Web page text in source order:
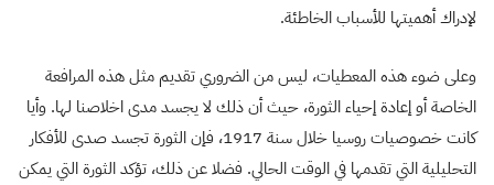
لإدراك أهميتها للأسباب الخاطئة.
وعلى ضوء هذه المعطيات، ليس من الضروري تقديم مثل هذه المرافعة
الخاصة أو إعادة إحياء الثورة، حيث أن ذلك لا يجسد مدى اخلاصنا لها. وأيا
كانت خصوصيات روسيا خلال سنة 1917، فإن الثورة تجسد صدى للأفكار
التحليلية التي تقدمها في الوقت الحالي. فضلا عن ذلك، تؤكد الثورة التي يمكن